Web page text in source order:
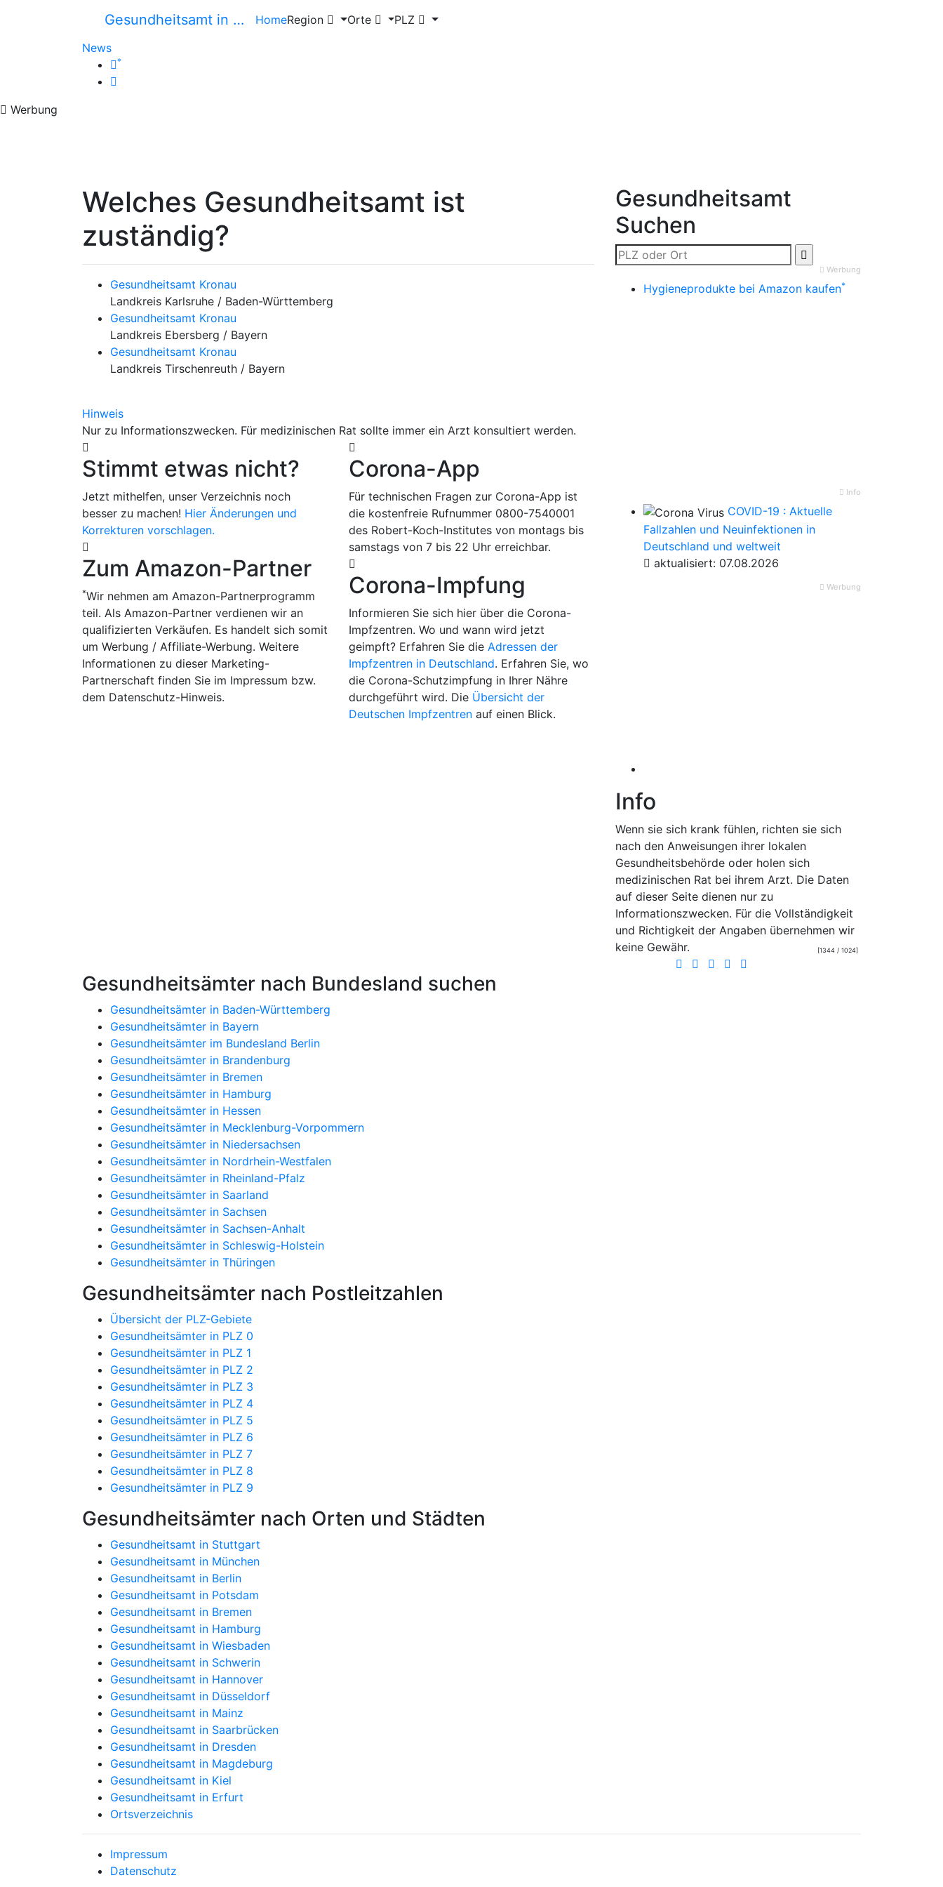
Gesundheitsamt in … HomeRegion Orte
PLZ
News
*
Werbung
Welches Gesundheitsamt ist
zuständig?
Gesundheitsamt Kronau
Landkreis Karlsruhe / Baden-Württemberg
Gesundheitsamt Kronau
Landkreis Ebersberg / Bayern
Gesundheitsamt Kronau
Landkreis Tirschenreuth / Bayern
Hinweis
Nur zu Informationszwecken. Für medizinischen Rat sollte immer ein Arzt konsultiert werden.
Stimmt etwas nicht?
Jetzt mithelfen, unser Verzeichnis noch
besser zu machen! Hier Änderungen und
Korrekturen vorschlagen.
Zum Amazon-Partner
*Wir nehmen am Amazon-Partnerprogramm
teil. Als Amazon-Partner verdienen wir an
qualifizierten Verkäufen. Es handelt sich somit
um Werbung / Affiliate-Werbung. Weitere
Informationen zu dieser Marketing-
Partnerschaft finden Sie im Impressum bzw.
dem Datenschutz-Hinweis.
Corona-App
Für technischen Fragen zur Corona-App ist
die kostenfreie Rufnummer 0800-7540001
des Robert-Koch-Institutes von montags bis
samstags von 7 bis 22 Uhr erreichbar.
Corona-Impfung
Informieren Sie sich hier über die Corona-
Impfzentren. Wo und wann wird jetzt
geimpft? Erfahren Sie die Adressen der
Impfzentren in Deutschland. Erfahren Sie, wo
die Corona-Schutzimpfung in Ihrer Nähre
durchgeführt wird. Die Übersicht der
Deutschen Impfzentren auf einen Blick.
Gesundheitsamt
Suchen
Werbung
Hygieneprodukte bei Amazon kaufen*
Info
COVID-19 : Aktuelle
Fallzahlen und Neuinfektionen in
Deutschland und weltweit
aktualisiert: 07.08.2026
Werbung
Info
Wenn sie sich krank fühlen, richten sie sich
nach den Anweisungen ihrer lokalen
Gesundheitsbehörde oder holen sich
medizinischen Rat bei ihrem Arzt. Die Daten
auf dieser Seite dienen nur zu
Informationszwecken. Für die Vollständigkeit
und Richtigkeit der Angaben übernehmen wir
keine Gewähr.
[1344 / 1024]
Gesundheitsämter nach Bundesland suchen
Gesundheitsämter in Baden-Württemberg
Gesundheitsämter in Bayern
Gesundheitsämter im Bundesland Berlin
Gesundheitsämter in Brandenburg
Gesundheitsämter in Bremen
Gesundheitsämter in Hamburg
Gesundheitsämter in Hessen
Gesundheitsämter in Mecklenburg-Vorpommern
Gesundheitsämter in Niedersachsen
Gesundheitsämter in Nordrhein-Westfalen
Gesundheitsämter in Rheinland-Pfalz
Gesundheitsämter in Saarland
Gesundheitsämter in Sachsen
Gesundheitsämter in Sachsen-Anhalt
Gesundheitsämter in Schleswig-Holstein
Gesundheitsämter in Thüringen
Gesundheitsämter nach Postleitzahlen
Übersicht der PLZ-Gebiete
Gesundheitsämter in PLZ 0
Gesundheitsämter in PLZ 1
Gesundheitsämter in PLZ 2
Gesundheitsämter in PLZ 3
Gesundheitsämter in PLZ 4
Gesundheitsämter in PLZ 5
Gesundheitsämter in PLZ 6
Gesundheitsämter in PLZ 7
Gesundheitsämter in PLZ 8
Gesundheitsämter in PLZ 9
Gesundheitsämter nach Orten und Städten
Gesundheitsamt in Stuttgart
Gesundheitsamt in München
Gesundheitsamt in Berlin
Gesundheitsamt in Potsdam
Gesundheitsamt in Bremen
Gesundheitsamt in Hamburg
Gesundheitsamt in Wiesbaden
Gesundheitsamt in Schwerin
Gesundheitsamt in Hannover
Gesundheitsamt in Düsseldorf
Gesundheitsamt in Mainz
Gesundheitsamt in Saarbrücken
Gesundheitsamt in Dresden
Gesundheitsamt in Magdeburg
Gesundheitsamt in Kiel
Gesundheitsamt in Erfurt
Ortsverzeichnis
Impressum
Datenschutz